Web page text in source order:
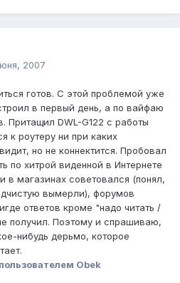
2007
готов. С этой проблемой уже
в первый день, а по вайфаю
Притащил DWL-G122 с работы
к роутеру ни при каких
но не коннектится. Пробовал
по хитрой виденной в Интернете
магазинах советовался (понял,
вымерли), форумов
ответов кроме "надо читать /
получил. Поэтому и спрашиваю,
нибудь дерьмо, которое
пользователем Obek